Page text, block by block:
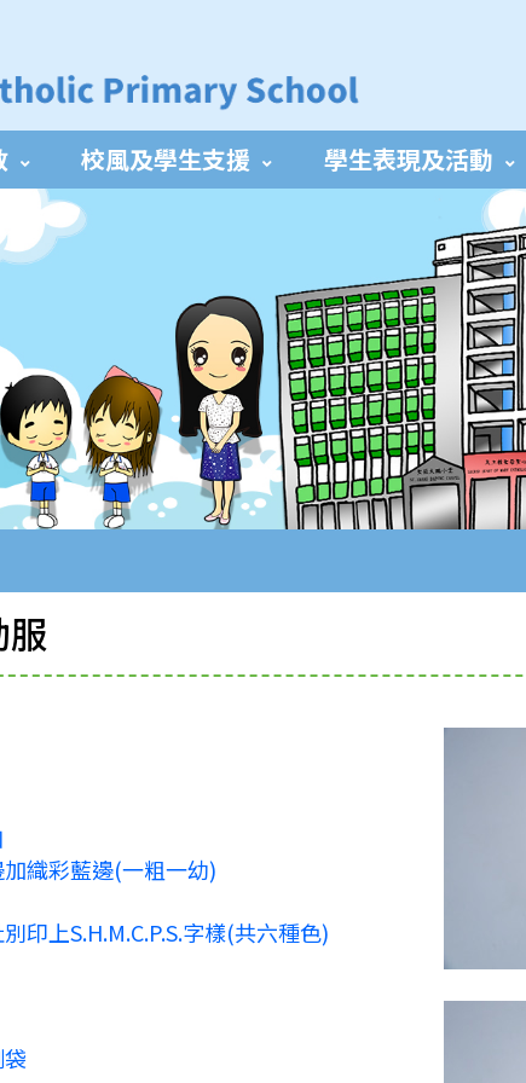
校風及學生支援 學生表現及活動
織彩藍邊(一粗一幼)
印上S.H.M.C.P.S.字樣(共六種色)